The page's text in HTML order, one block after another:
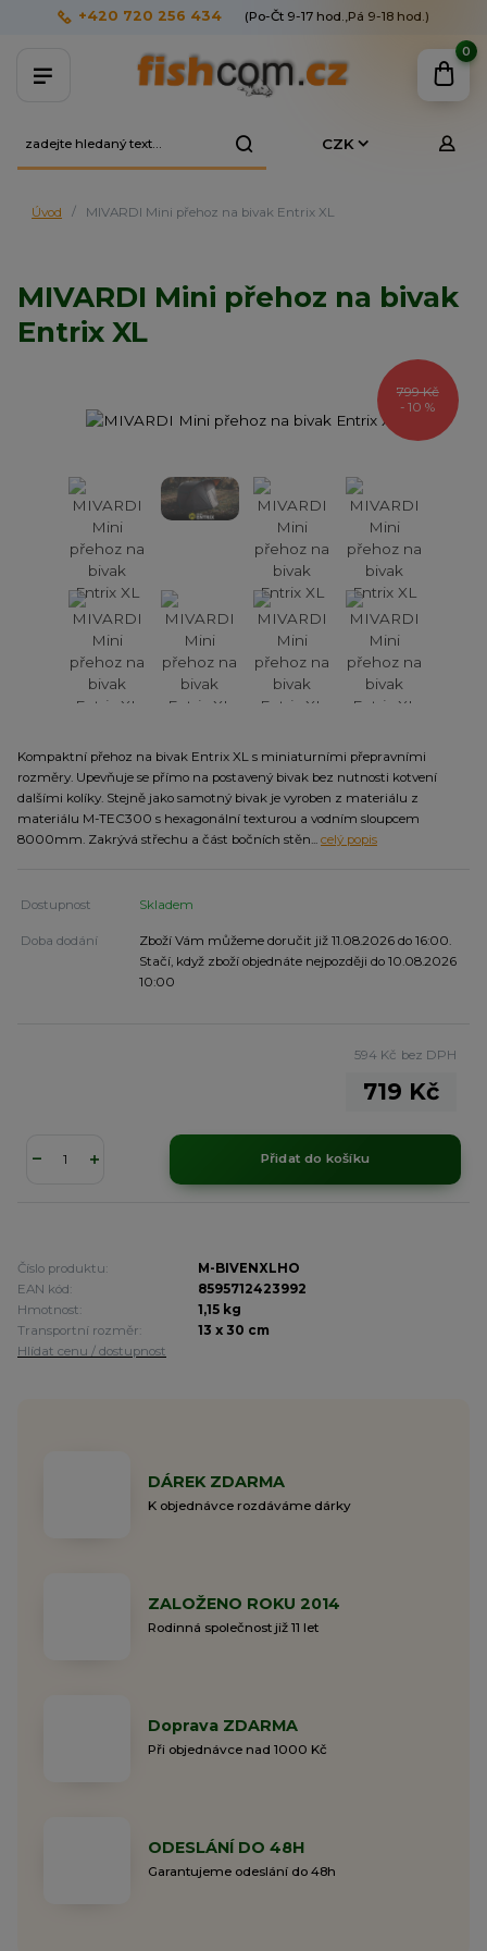
CZK
+420 720 256 434 (Po-Čt 9-17 hod.,Pá 9-18 hod.)
0
Úvod MIVARDI Mini přehoz na bivak Entrix XL
MIVARDI Mini přehoz na bivak
Entrix XL
799 Kč
- 10 %
Kompaktní přehoz na bivak Entrix XL s miniaturními přepravními
rozměry. Upevňuje se přímo na postavený bivak bez nutnosti kotvení
dalšími kolíky. Stejně jako samotný bivak je vyroben z materiálu z
materiálu M-TEC300 s hexagonální texturou a vodním sloupcem
8000mm. Zakrývá střechu a část bočních stěn... celý popis
Dostupnost Skladem
Doba dodání
Zboží Vám můžeme doručit již 11.08.2026 do 16:00.
Stačí, když zboží objednáte nejpozději do 10.08.2026
10:00
719 Kč
594 Kč bez DPH
Přidat do košíku
Číslo produktu:
M-BIVENXLHO
EAN kód:
8595712423992
Hmotnost:
1,15 kg
Transportní rozměr:
13 x 30 cm
Hlídat cenu / dostupnost
DÁREK ZDARMA
K objednávce rozdáváme dárky
ZALOŽENO ROKU 2014
Rodinná společnost již 11 let
Doprava ZDARMA
Při objednávce nad 1000 Kč
ODESLÁNÍ DO 48H
Garantujeme odeslání do 48h